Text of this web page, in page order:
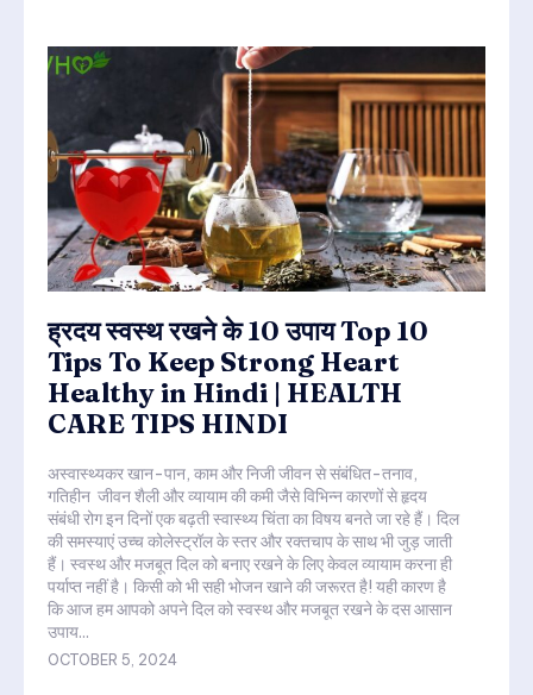
ह्रदय स्वस्थ रखने के 10 उपाय Top 10
Tips To Keep Strong Heart
Healthy in Hindi | HEALTH
CARE TIPS HINDI
अस्वास्थ्यकर खान-पान, काम और निजी जीवन से संबंधित-तनाव,
गतिहीन जीवन शैली और व्यायाम की कमी जैसे विभिन्न कारणों से हृदय
संबंधी रोग इन दिनों एक बढ़ती स्वास्थ्य चिंता का विषय बनते जा रहे हैं। दिल
की समस्याएं उच्च कोलेस्ट्रॉल के स्तर और रक्तचाप के साथ भी जुड़ जाती
हैं। स्वस्थ और मजबूत दिल को बनाए रखने के लिए केवल व्यायाम करना ही
पर्याप्त नहीं है। किसी को भी सही भोजन खाने की जरूरत है! यही कारण है
कि आज हम आपको अपने दिल को स्वस्थ और मजबूत रखने के दस आसान
उपाय...
OCTOBER 5, 2024